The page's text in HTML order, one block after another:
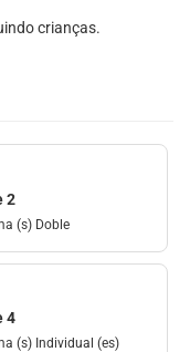
crianças.
2
(s) Doble
4
(s) Individual (es)